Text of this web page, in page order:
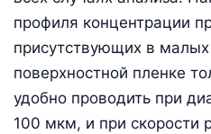
профиля концентрации
присутствующих в малых
поверхностной пленке
удобно проводить при
100 мкм, и при скорости